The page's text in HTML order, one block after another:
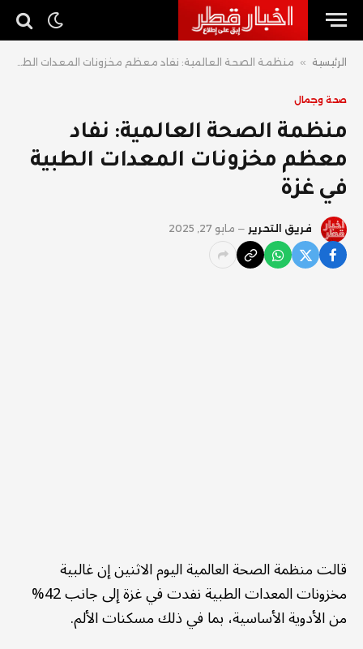
الرئيسية » منظمة الصحة العالمية: نفاد معظم مخزونات المعدات الطبية في غزة
صحة وجمال
منظمة الصحة العالمية: نفاد
معظم مخزونات المعدات الطبية
في غزة
فريق التحرير مايو 27, 2025
قالت منظمة الصحة العالمية اليوم الاثنين إن غالبية
مخزونات المعدات الطبية نفدت في غزة إلى جانب 42%
من الأدوية الأساسية، بما في ذلك مسكنات الألم.